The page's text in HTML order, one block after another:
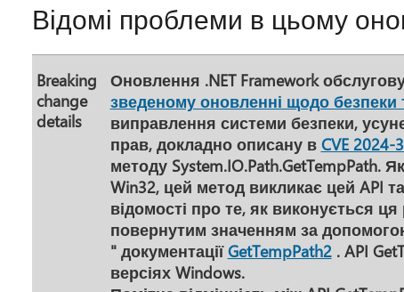
Відомі проблеми в цьому
Breaking
change
details
Оновлення .NET Framework
зведеному оновленні щодо безпеки
виправлення системи безпеки,
прав, докладно описану в CVE 2024-
методу System.IO.Path.GetTempPath.
Win32, цей метод викликає цей API
відомості про те, як виконується
повернутим значенням за
" документаціїGetTempPath2. API
версіях Windows.